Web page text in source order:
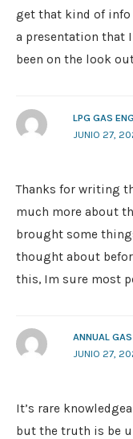
get that kind of info
a presentation that
been on the look
LPG GAS
JUNIO 27,
Thanks for writing
much more about
brought some
thought about
this, Im sure most
ANNUAL
JUNIO 27,
It’s rare
but the truth is be